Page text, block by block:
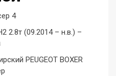
4
2.8т (09.2014 – н.в.) –
PEUGEOT BOXER